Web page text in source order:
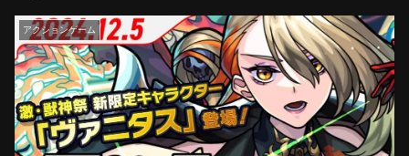
アクションゲーム